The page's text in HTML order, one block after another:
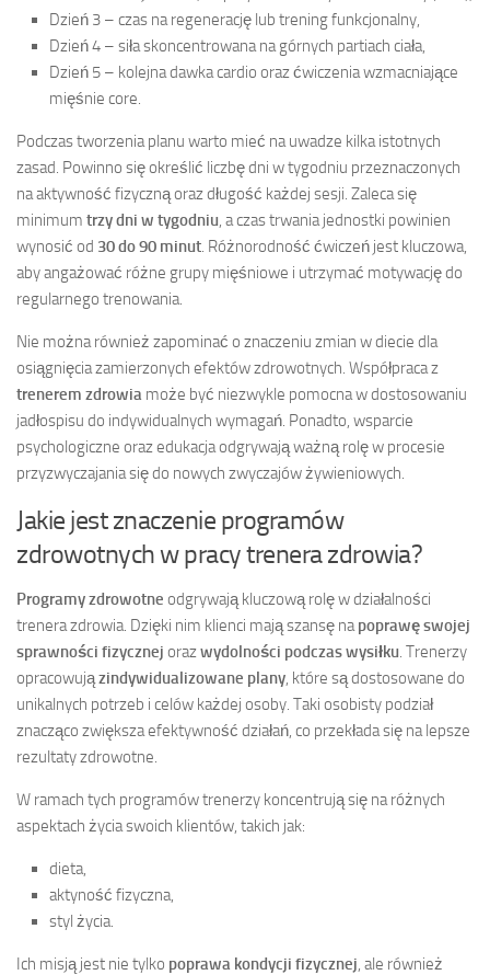
Dzień 3 – czas na regenerację lub trening funkcjonalny,
Dzień 4 – siła skoncentrowana na górnych partiach ciała,
Dzień 5 – kolejna dawka cardio oraz ćwiczenia wzmacniające
mięśnie core.
Podczas tworzenia planu warto mieć na uwadze kilka istotnych
zasad. Powinno się określić liczbę dni w tygodniu przeznaczonych
na aktywność fizyczną oraz długość każdej sesji. Zaleca się
minimum trzy dni w tygodniu, a czas trwania jednostki powinien
wynosić od 30 do 90 minut. Różnorodność ćwiczeń jest kluczowa,
aby angażować różne grupy mięśniowe i utrzymać motywację do
regularnego trenowania.
Nie można również zapominać o znaczeniu zmian w diecie dla
osiągnięcia zamierzonych efektów zdrowotnych. Współpraca z
trenerem zdrowia może być niezwykle pomocna w dostosowaniu
jadłospisu do indywidualnych wymagań. Ponadto, wsparcie
psychologiczne oraz edukacja odgrywają ważną rolę w procesie
przyzwyczajania się do nowych zwyczajów żywieniowych.
Jakie jest znaczenie programów
zdrowotnych w pracy trenera zdrowia?
Programy zdrowotne odgrywają kluczową rolę w działalności
trenera zdrowia. Dzięki nim klienci mają szansę napoprawę swojej
sprawności fizycznej orazwydolności podczas wysiłku. Trenerzy
opracowujązindywidualizowane plany, które są dostosowane do
unikalnych potrzeb i celów każdej osoby. Taki osobisty podział
znacząco zwiększa efektywność działań, co przekłada się na lepsze
rezultaty zdrowotne.
W ramach tych programów trenerzy koncentrują się na różnych
aspektach życia swoich klientów, takich jak:
dieta,
aktyność fizyczna,
styl życia.
Ich misją jest nie tylko poprawa kondycji fizycznej, ale również